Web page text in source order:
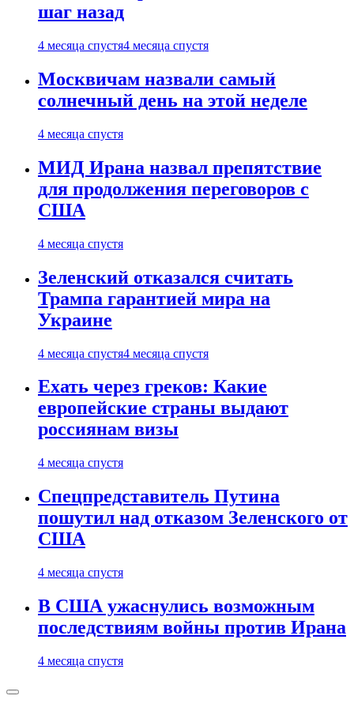
шаг назад
4 месяца спустя4 месяца спустя
Москвичам назвали самый
солнечный день на этой неделе
4 месяца спустя
МИД Ирана назвал препятствие
для продолжения переговоров с
США
4 месяца спустя
Зеленский отказался считать
Трампа гарантией мира на
Украине
4 месяца спустя4 месяца спустя
Ехать через греков: Какие
европейские страны выдают
россиянам визы
4 месяца спустя
Спецпредставитель Путина
пошутил над отказом Зеленского от
США
4 месяца спустя
В США ужаснулись возможным
последствиям войны против Ирана
4 месяца спустя